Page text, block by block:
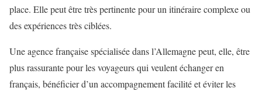
place. Elle peut être très pertinente pour un itinéraire complexe ou
des expériences très ciblées.
Une agence française spécialisée dans l’Allemagne peut, elle, être
plus rassurante pour les voyageurs qui veulent échanger en
français, bénéficier d’un accompagnement facilité et éviter les